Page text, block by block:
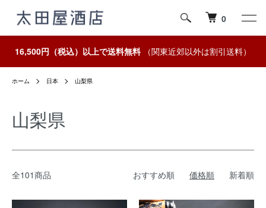
0
16,500円（税込）以上で送料無料（関東近郊以外は割引送料）
ホーム 日本 山梨県
山梨県
全101商品 おすすめ順 価格順 新着順